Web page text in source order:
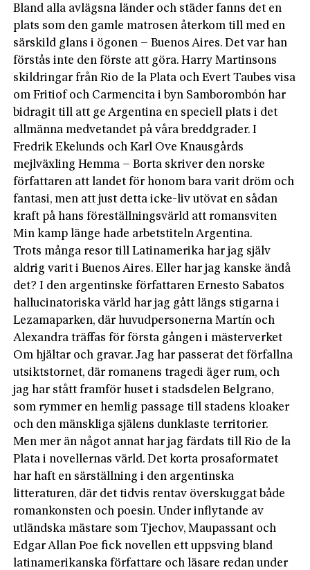
Bland alla avlägsna länder och städer fanns det en
plats som den gamle matrosen återkom till med en
särskild glans i ögonen – Buenos Aires. Det var han
förstås inte den förste att göra. Harry Martinsons
skildringar från Rio de la Plata och Evert Taubes visa
om Fritiof och Carmencita i byn Samborombón har
bidragit till att ge Argentina en speciell plats i det
allmänna medvetandet på våra breddgrader. I
Fredrik Ekelunds och Karl Ove Knausgårds
mejlväxling Hemma – Borta skriver den norske
författaren att landet för honom bara varit dröm och
fantasi, men att just detta icke-liv utövat en sådan
kraft på hans föreställningsvärld att romansviten
Min kamp länge hade arbetstiteln Argentina.
Trots många resor till Latinamerika har jag själv
aldrig varit i Buenos Aires. Eller har jag kanske ändå
det? I den argentinske författaren Ernesto Sabatos
hallucinatoriska värld har jag gått längs stigarna i
Lezamaparken, där huvudpersonerna Martín och
Alexandra träffas för första gången i mästerverket
Om hjältar och gravar. Jag har passerat det förfallna
utsiktstornet, där romanens tragedi äger rum, och
jag har stått framför huset i stadsdelen Belgrano,
som rymmer en hemlig passage till stadens kloaker
och den mänskliga själens dunklaste territorier.
Men mer än något annat har jag färdats till Rio de la
Plata i novellernas värld. Det korta prosaformatet
har haft en särställning i den argentinska
litteraturen, där det tidvis rentav överskuggat både
romankonsten och poesin. Under inflytande av
utländska mästare som Tjechov, Maupassant och
Edgar Allan Poe fick novellen ett uppsving bland
latinamerikanska författare och läsare redan under